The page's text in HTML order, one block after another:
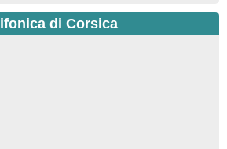
di Corsica